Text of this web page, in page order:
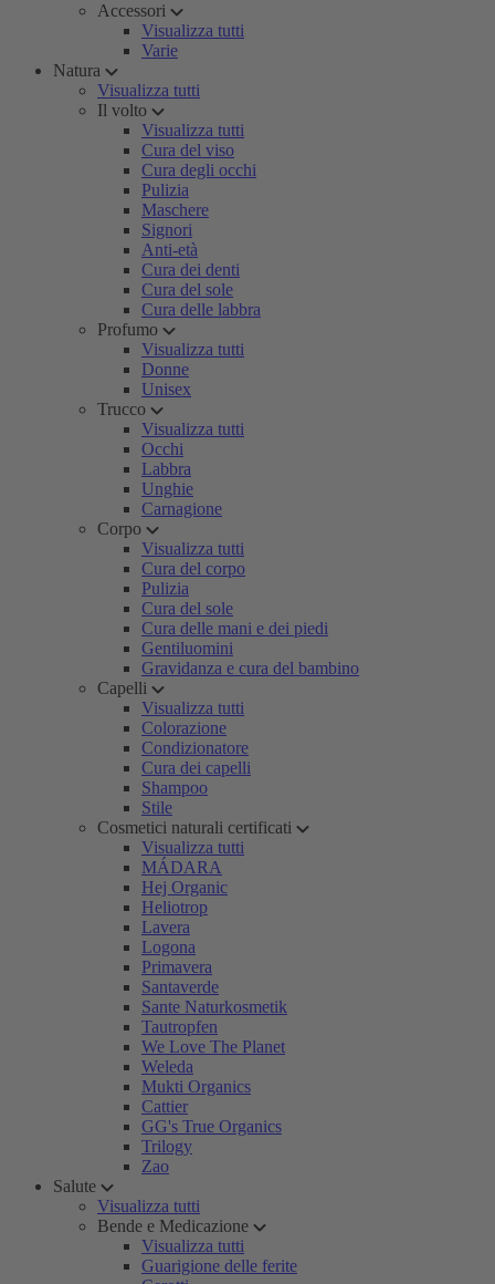
Accessori
Visualizza tutti
Varie
Natura
Visualizza tutti
Il volto
Visualizza tutti
Cura del viso
Cura degli occhi
Pulizia
Maschere
Signori
Anti-età
Cura dei denti
Cura del sole
Cura delle labbra
Profumo
Visualizza tutti
Donne
Unisex
Trucco
Visualizza tutti
Occhi
Labbra
Unghie
Carnagione
Corpo
Visualizza tutti
Cura del corpo
Pulizia
Cura del sole
Cura delle mani e dei piedi
Gentiluomini
Gravidanza e cura del bambino
Capelli
Visualizza tutti
Colorazione
Condizionatore
Cura dei capelli
Shampoo
Stile
Cosmetici naturali certificati
Visualizza tutti
MÁDARA
Hej Organic
Heliotrop
Lavera
Logona
Primavera
Santaverde
Sante Naturkosmetik
Tautropfen
We Love The Planet
Weleda
Mukti Organics
Cattier
GG's True Organics
Trilogy
Zao
Salute
Visualizza tutti
Bende e Medicazione
Visualizza tutti
Guarigione delle ferite